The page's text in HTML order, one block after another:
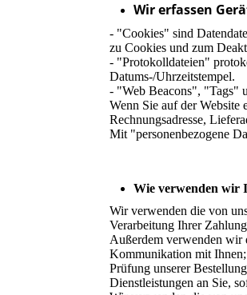
Wir erfassen
- "Cookies" sind
zu Cookies und zum
- "Protokolldateien"
Datums-/Uhrzeitstempel.
- "Web Beacons", "Tags"
Wenn Sie auf der Website
Rechnungsadresse,
Mit "personenbezogene
Wie verwenden wir
Wir verwenden die von
Verarbeitung Ihrer
Außerdem verwenden wir
Kommunikation mit Ihnen;
Prüfung unserer
Dienstleistungen an Sie,